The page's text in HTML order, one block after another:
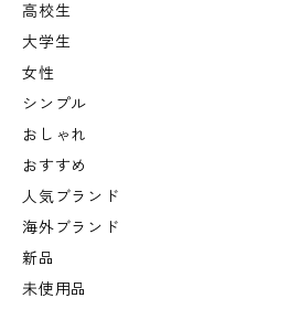
高校生
大学生
女性
シンプル
おしゃれ
おすすめ
人気ブランド
海外ブランド
新品
未使用品